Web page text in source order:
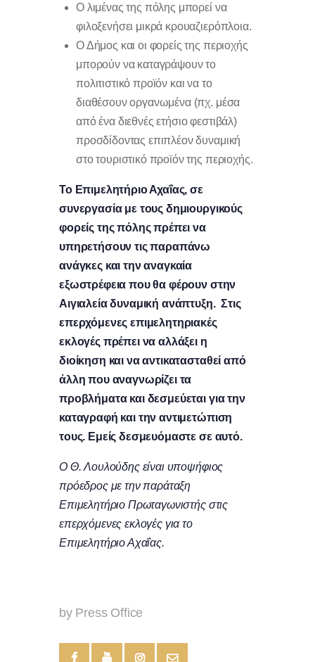
Ο λιμένας της πόλης μπορεί να
φιλοξενήσει μικρά κρουαζιερόπλοια.
Ο Δήμος και οι φορείς της περιοχής
μπορούν να καταγράψουν το
πολιτιστικό προϊόν και να το
διαθέσουν οργανωμένα (πχ. μέσα
από ένα διεθνές ετήσιο φεστιβάλ)
προσδίδοντας επιπλέον δυναμική
στο τουριστικό προϊόν της περιοχής.
Το Επιμελητήριο Αχαΐας, σε
συνεργασία με τους δημιουργικούς
φορείς της πόλης πρέπει να
υπηρετήσουν τις παραπάνω
ανάγκες και την αναγκαία
εξωστρέφεια που θα φέρουν στην
Αιγιαλεία δυναμική ανάπτυξη. Στις
επερχόμενες επιμελητηριακές
εκλογές πρέπει να αλλάξει η
διοίκηση και να αντικατασταθεί από
άλλη που αναγνωρίζει τα
προβλήματα και δεσμεύεται για την
καταγραφή και την αντιμετώπιση
τους. Εμείς δεσμευόμαστε σε αυτό.
Ο Θ. Λουλούδης είναι υποψήφιος
πρόεδρος με την παράταξη
Επιμελητήριο Πρωταγωνιστής στις
επερχόμενες εκλογές για το
Επιμελητήριο Αχαΐας.
by Press Office